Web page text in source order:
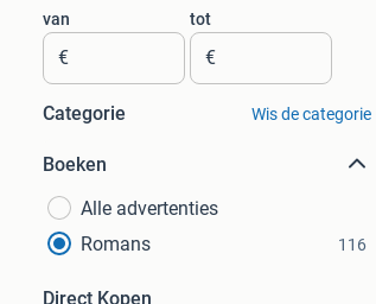
van
€
tot
€
Categorie Wis de categorie
Boeken
Alle advertenties
Romans
116
Direct Kopen